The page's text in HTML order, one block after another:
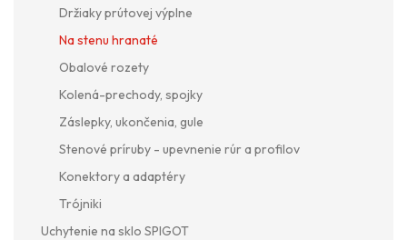
Držiaky prútovej výplne
Na stenu hranaté
Obalové rozety
Kolená-prechody, spojky
Záslepky, ukončenia, gule
Stenové príruby - upevnenie rúr a profilov
Konektory a adaptéry
Trójniki
Uchytenie na sklo SPIGOT